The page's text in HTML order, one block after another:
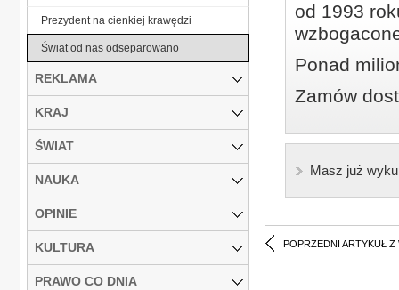
od 1993
Ponad
Zamów
Masz już
POPRZEDNI ARTYKUŁ Z
Prezydent na cienkiej krawędzi
Świat od nas odseparowano
REKLAMA
KRAJ
ŚWIAT
NAUKA
OPINIE
KULTURA
PRAWO CO DNIA